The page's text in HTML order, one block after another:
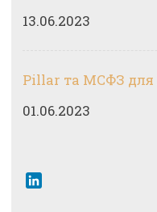
13.06.2023
Pillar та МСФЗ для
01.06.2023